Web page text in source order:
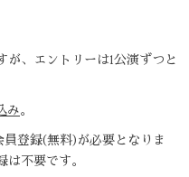
エントリーは1公演ずつと
み。
登録(無料)が必要となりま
不要です。